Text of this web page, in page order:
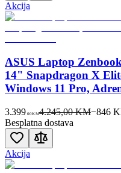
Akcija
ASUS Laptop
14" Snapdragon X
Windows 11 Pro,
3.399 00KM4.245,00 KM−846
Besplatna dostava
Akcija